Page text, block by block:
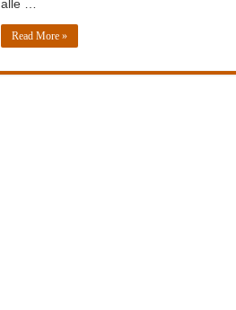
alle …
Read More »